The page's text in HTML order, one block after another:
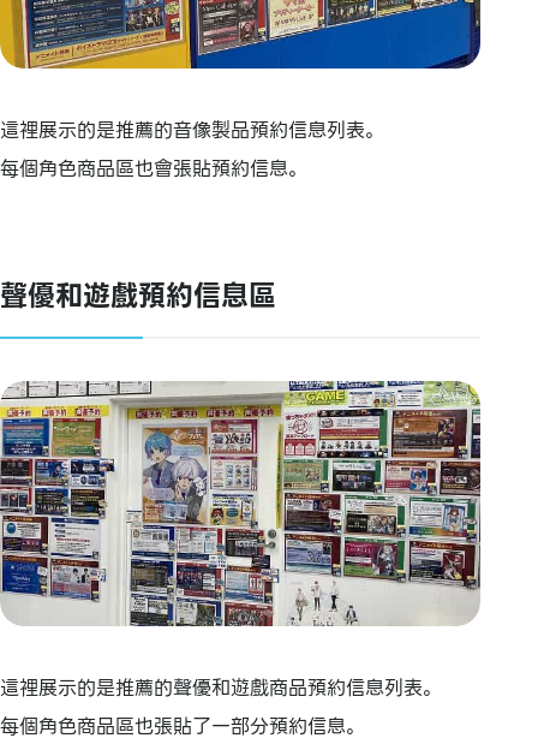
這裡展示的是推薦的音像製品預約信息列表。
每個角色商品區也會張貼預約信息。
聲優和遊戲預約信息區
這裡展示的是推薦的聲優和遊戲商品預約信息列表。
每個角色商品區也張貼了一部分預約信息。